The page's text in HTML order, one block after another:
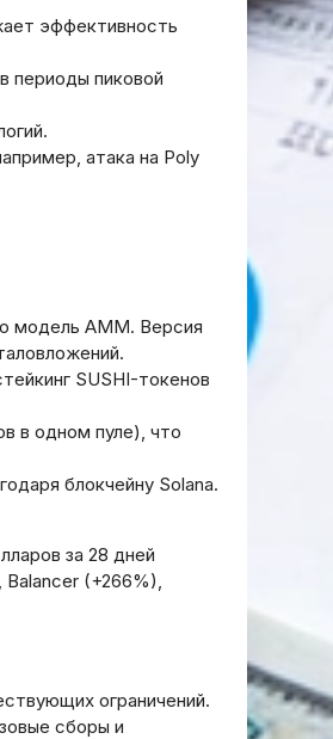
эффективность
периоды пиковой
атака на Poly
модель AMM. Версия
SUSHI-токенов
в одном пуле), что
блокчейну Solana.
за 28 дней
Balancer (+266%),
ограничений.
сборы и
основы